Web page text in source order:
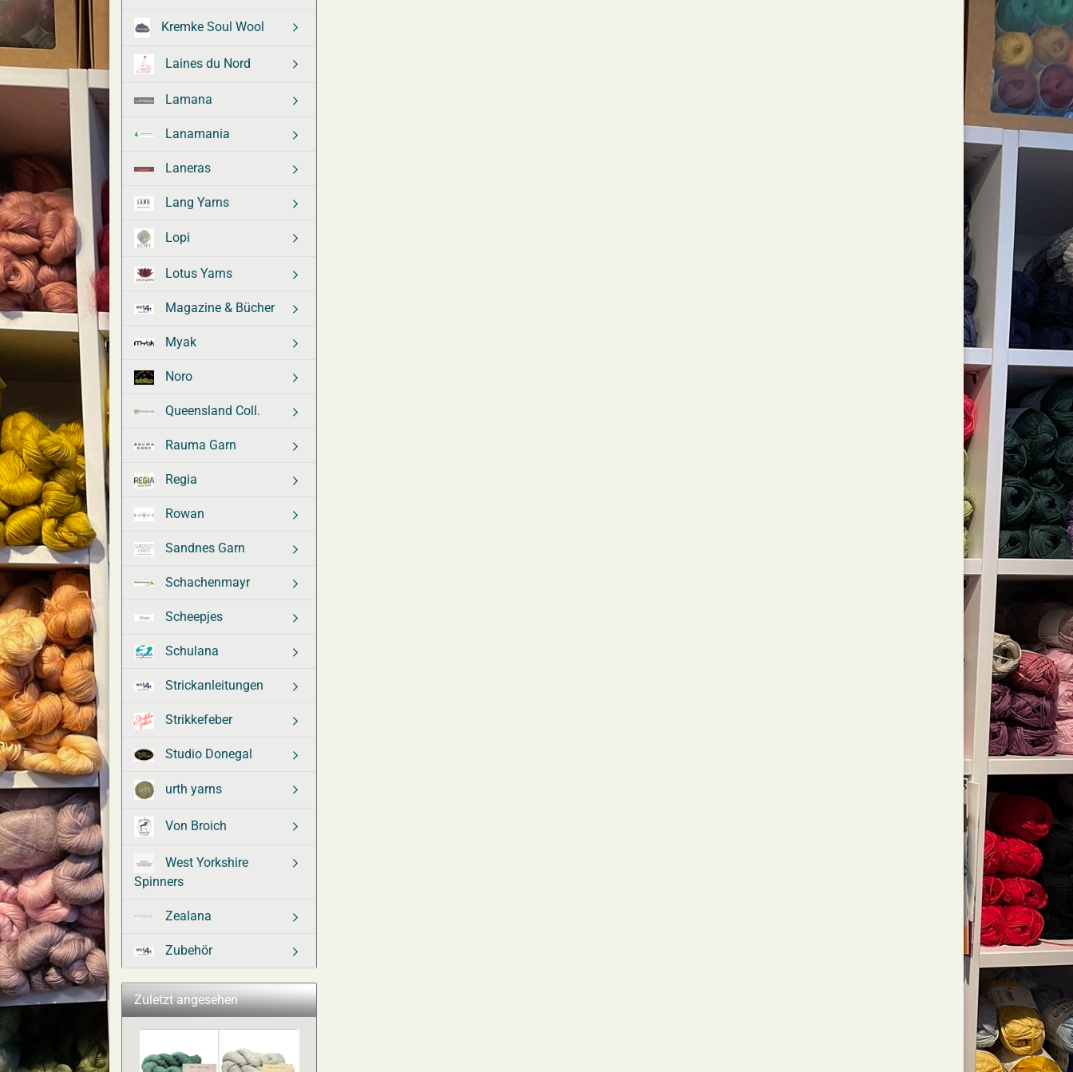
Kremke Soul Wool
Laines du Nord
Lamana
Lanamania
Laneras
Lang Yarns
Lopi
Lotus Yarns
Magazine & Bücher
Myak
Noro
Queensland Coll.
Rauma Garn
Regia
Rowan
Sandnes Garn
Schachenmayr
Scheepjes
Schulana
Strickanleitungen
Strikkefeber
Studio Donegal
urth yarns
Von Broich
West Yorkshire
Spinners
Zealana
Zubehör
Zuletzt angesehen